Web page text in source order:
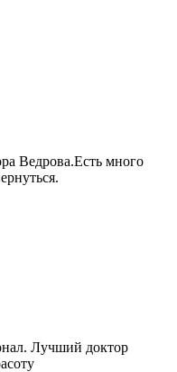
Ведрова.Есть много
Лучший доктор